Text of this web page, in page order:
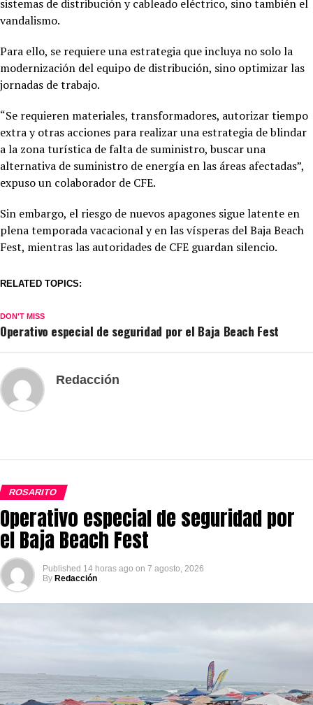
sistemas de distribución y cableado eléctrico, sino también el
vandalismo.
Para ello, se requiere una estrategia que incluya no solo la
modernización del equipo de distribución, sino optimizar las
jornadas de trabajo.
“Se requieren materiales, transformadores, autorizar tiempo
extra y otras acciones para realizar una estrategia de blindar
a la zona turística de falta de suministro, buscar una
alternativa de suministro de energía en las áreas afectadas”,
expuso un colaborador de CFE.
Sin embargo, el riesgo de nuevos apagones sigue latente en
plena temporada vacacional y en las vísperas del Baja Beach
Fest, mientras las autoridades de CFE guardan silencio.
RELATED TOPICS:
DON'T MISS
Operativo especial de seguridad por el Baja Beach Fest
Redacción
ROSARITO
Operativo especial de seguridad por
el Baja Beach Fest
Published 14 horas ago on 7 agosto, 2026
By Redacción